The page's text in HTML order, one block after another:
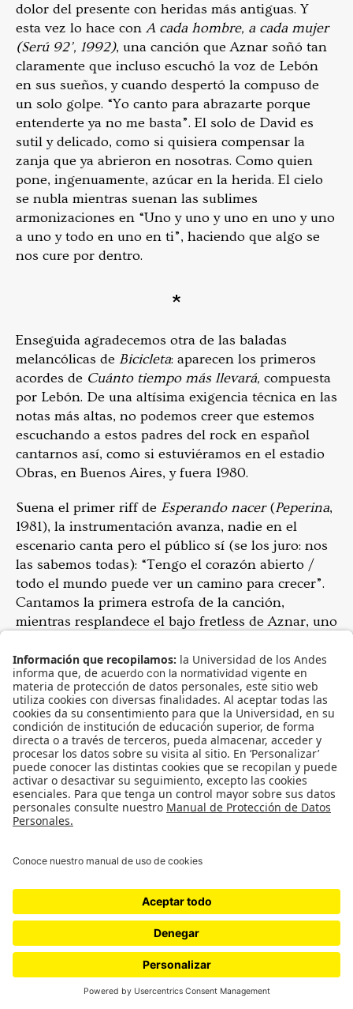
dolor del presente con heridas más antiguas. Y
esta vez lo hace con A cada hombre, a cada mujer
(Serú 92’, 1992), una canción que Aznar soñó tan
claramente que incluso escuchó la voz de Lebón
en sus sueños, y cuando despertó la compuso de
un solo golpe. “Yo canto para abrazarte porque
entenderte ya no me basta”. El solo de David es
sutil y delicado, como si quisiera compensar la
zanja que ya abrieron en nosotras. Como quien
pone, ingenuamente, azúcar en la herida. El cielo
se nubla mientras suenan las sublimes
armonizaciones en “Uno y uno y uno en uno y uno
a uno y todo en uno en ti”, haciendo que algo se
nos cure por dentro.
*
Enseguida agradecemos otra de las baladas
melancólicas de Bicicleta: aparecen los primeros
acordes de Cuánto tiempo más llevará, compuesta
por Lebón. De una altísima exigencia técnica en las
notas más altas, no podemos creer que estemos
escuchando a estos padres del rock en español
cantarnos así, como si estuviéramos en el estadio
Obras, en Buenos Aires, y fuera 1980.
Suena el primer riff de Esperando nacer(Peperina,
1981), la instrumentación avanza, nadie en el
escenario canta pero el público sí (se los juro: nos
las sabemos todas): “Tengo el corazón abierto /
todo el mundo puede ver un camino para crecer”.
Cantamos la primera estrofa de la canción,
mientras resplandece el bajo fretless de Aznar, uno
concierto. A destiempo aparece Carlos Vives y
canta: “¿Qué esperás ahí, al costado del camino?”.
El público grita, confundido. Hay quienes aplauden
y quienes se miran entre sí, desconcertados o con
vergüenza ajena. Pero cantamos la canción con
Vives. Es lo que hay, es lo que nos tocó. La segunda
parte de la canción, después del solo de Lebón,
mejora considerablemente. Otra de las artes
poéticas de Serú: “Soy un solitario transmitiendo
un mensaje / escribiendo frases para poder creer”.
“Yo amo a este hombre, lo conocí en una casa en
medio de algún delirio cuando la canción termina.
Vives responde: “Yo tampoco sabía quién era”,
entre risas. Alguien en el público grita “¡Ahora sí
cántenla!” mientras Vives habla. Nos da risa. Vives
menciona a Andrés Cepeda entre el público y nos
sentimos incómodas. Queremos que vuelva Serú.